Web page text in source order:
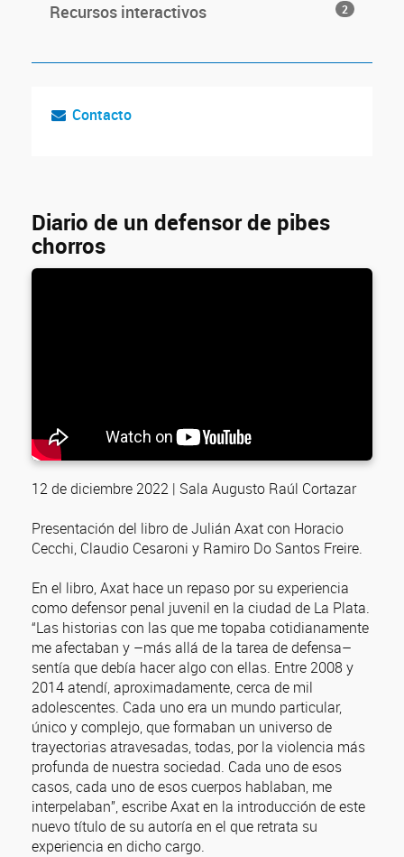
Recursos interactivos 2
Contacto
Diario de un defensor de pibes
chorros
12 de diciembre 2022 | Sala Augusto Raúl Cortazar
Presentación del libro de Julián Axat con Horacio
Cecchi, Claudio Cesaroni y Ramiro Do Santos Freire.
En el libro, Axat hace un repaso por su experiencia
como defensor penal juvenil en la ciudad de La Plata.
“Las historias con las que me topaba cotidianamente
me afectaban y –más allá de la tarea de defensa–
sentía que debía hacer algo con ellas. Entre 2008 y
2014 atendí, aproximadamente, cerca de mil
adolescentes. Cada uno era un mundo particular,
único y complejo, que formaban un universo de
trayectorias atravesadas, todas, por la violencia más
profunda de nuestra sociedad. Cada uno de esos
casos, cada uno de esos cuerpos hablaban, me
interpelaban”, escribe Axat en la introducción de este
nuevo título de su autoría en el que retrata su
experiencia en dicho cargo.